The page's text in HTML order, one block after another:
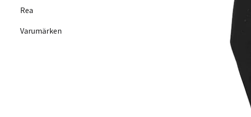
Rea
Varumärken